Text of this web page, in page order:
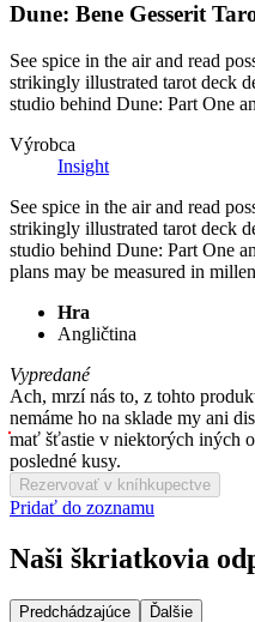
Dune: Bene Gesserit
See spice in the air and read
strikingly illustrated tarot deck
studio behind Dune: Part One
Výrobca
Insight
See spice in the air and read
strikingly illustrated tarot deck
studio behind Dune: Part One
plans may be measured in
Hra
Angličtina
Vypredané
Ach, mrzí nás to, z tohto
nemáme ho na sklade my ani
mať šťastie v niektorých iných
posledné kusy.
Rezervovať v kníhkupectve
Pridať do zoznamu
Naši škriatkovia
Predchádzajúce Ďalšie